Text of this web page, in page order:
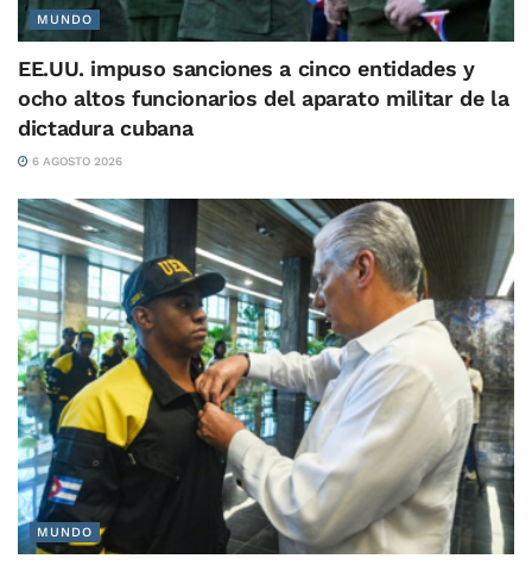
MUNDO
EE.UU. impuso sanciones a cinco entidades y
ocho altos funcionarios del aparato militar de la
dictadura cubana
6 AGOSTO 2026
MUNDO